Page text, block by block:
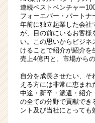
連続ベストベンチャー100
フォーエバー・パート
年前に独立起業した会社
が、目の前にいるお客様
い。この思いからビジ
けることで紹介が紹介を
売上4億円と、市場から
自分を成長させたい、
える方には非常に恵まれ
中途・新卒・派遣・紹介
の全ての分野で貢献でき
ント及び当社にとっても